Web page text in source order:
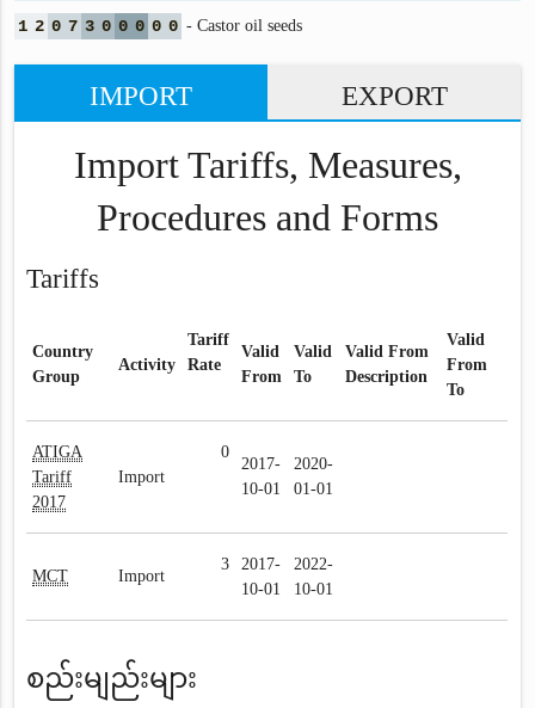
1 2 0 7 3 0 0 0 0 0 - Castor oil seeds
IMPORT EXPORT
Import Tariffs, Measures,
Procedures and Forms
Tariffs
Country
Group
Activity
Tariff
Rate
Valid
From
Valid
To
Valid From
Description
Valid
From
To
ATIGA
Tariff
2017
Import
0
2017-
10-01
2020-
01-01
MCT Import
3
2017-
10-01
2022-
10-01
စည်းမျည်းများ